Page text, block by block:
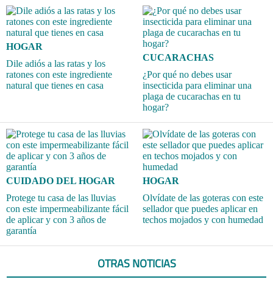
HOGAR
Dile adiós a las ratas y los
ratones con este ingrediente
natural que tienes en casa
CUCARACHAS
¿Por qué no debes usar
insecticida para eliminar una
plaga de cucarachas en tu
hogar?
CUIDADO DEL HOGAR
Protege tu casa de las lluvias
con este impermeabilizante fácil
de aplicar y con 3 años de
garantía
HOGAR
Olvídate de las goteras con este
sellador que puedes aplicar en
techos mojados y con humedad
OTRAS NOTICIAS